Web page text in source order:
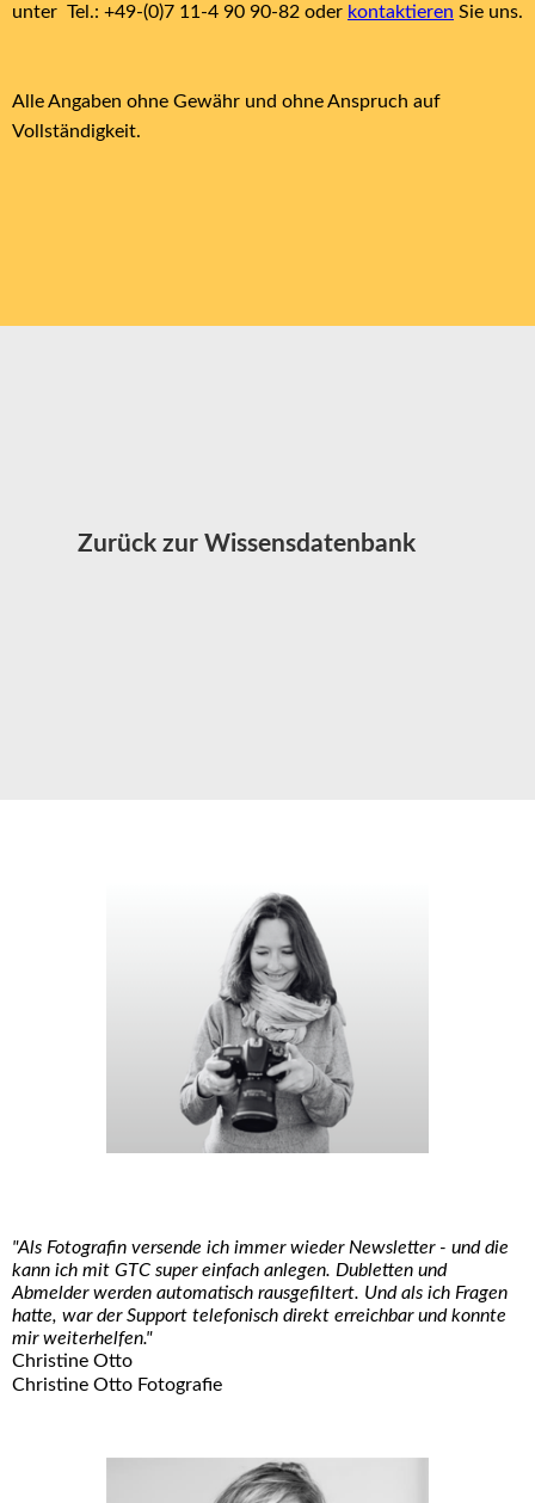
unter Tel.: +49-(0)7 11-4 90 90-82 oder kontaktieren Sie uns.
Alle Angaben ohne Gewähr und ohne Anspruch auf
Vollständigkeit.
Zurück zur Wissensdatenbank
"Als Fotografin versende ich immer wieder Newsletter - und die
kann ich mit GTC super einfach anlegen. Dubletten und
Abmelder werden automatisch rausgefiltert. Und als ich Fragen
hatte, war der Support telefonisch direkt erreichbar und konnte
mir weiterhelfen."
Christine Otto
Christine Otto Fotografie